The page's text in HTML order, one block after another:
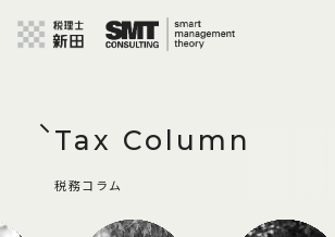
Tax Column
税務コラム